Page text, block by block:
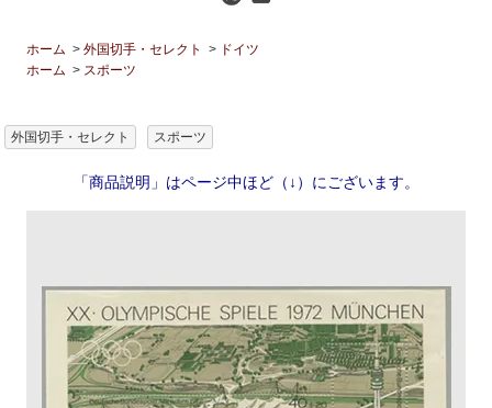
ホーム >外国切手・セレクト > ドイツ
ホーム > スポーツ
外国切手・セレクト スポーツ
「商品説明」はページ中ほど（↓）にございます。